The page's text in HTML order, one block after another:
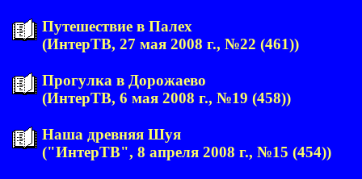
Путешествие в Палех
(ИнтерТВ, 27 мая 2008 г., №22 (461))
Прогулка в Дорожаево
(ИнтерТВ, 6 мая 2008 г., №19 (458))
Наша древняя Шуя
("ИнтерТВ", 8 апреля 2008 г., №15 (454))